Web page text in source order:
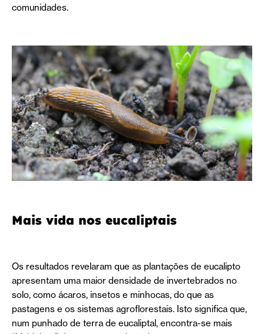
comunidades.
Mais vida nos eucaliptais
Os resultados revelaram que as plantações de eucalipto
apresentam uma maior densidade de invertebrados no
solo, como ácaros, insetos e minhocas, do que as
pastagens e os sistemas agroflorestais. Isto significa que,
num punhado de terra de eucaliptal, encontra-se mais